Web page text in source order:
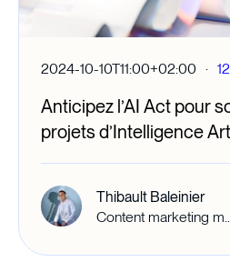
2024-10-10T11:00+02:00 ·
Anticipez l’AI Act pour
projets d’Intelligence
Thibault Baleinier